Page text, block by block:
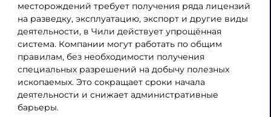
месторождений требует получения ряда лицензий
на разведку, эксплуатацию, экспорт и другие виды
деятельности, в Чили действует упрощённая
система. Компании могут работать по общим
правилам, без необходимости получения
специальных разрешений на добычу полезных
ископаемых. Это сокращает сроки начала
деятельности и снижает административные
барьеры.